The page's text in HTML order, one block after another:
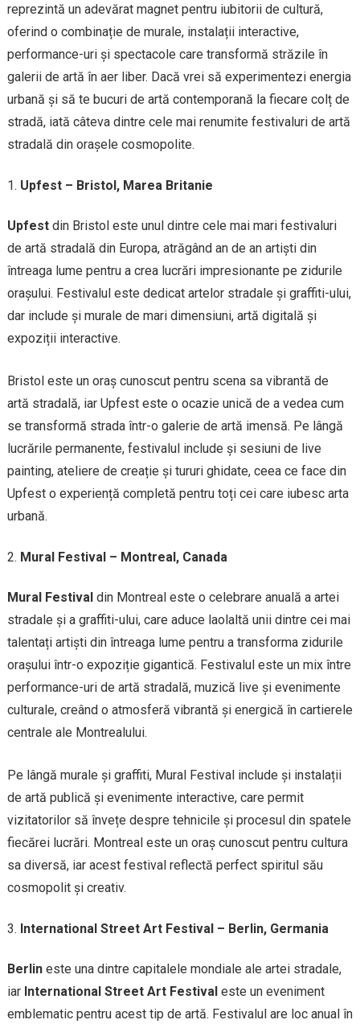
reprezintă un adevărat magnet pentru iubitorii de cultură,
oferind o combinație de murale, instalații interactive,
performance-uri și spectacole care transformă străzile în
galerii de artă în aer liber. Dacă vrei să experimentezi energia
urbană și să te bucuri de artă contemporană la fiecare colț de
stradă, iată câteva dintre cele mai renumite festivaluri de artă
stradală din orașele cosmopolite.
Upfest – Bristol, Marea Britanie
Upfestdin Bristol este unul dintre cele mai mari festivaluri
de artă stradală din Europa, atrăgând an de an artiști din
întreaga lume pentru a crea lucrări impresionante pe zidurile
orașului. Festivalul este dedicat artelor stradale și graffiti-ului,
dar include și murale de mari dimensiuni, artă digitală și
expoziții interactive.
Bristol este un oraș cunoscut pentru scena sa vibrantă de
artă stradală, iar Upfest este o ocazie unică de a vedea cum
se transformă strada într-o galerie de artă imensă. Pe lângă
lucrările permanente, festivalul include și sesiuni de live
painting, ateliere de creație și tururi ghidate, ceea ce face din
Upfest o experiență completă pentru toți cei care iubesc arta
urbană.
Mural Festival – Montreal, Canada
Mural Festivaldin Montreal este o celebrare anuală a artei
stradale și a graffiti-ului, care aduce laolaltă unii dintre cei mai
talentați artiști din întreaga lume pentru a transforma zidurile
orașului într-o expoziție gigantică. Festivalul este un mix între
performance-uri de artă stradală, muzică live și evenimente
culturale, creând o atmosferă vibrantă și energică în cartierele
centrale ale Montrealului.
Pe lângă murale și graffiti, Mural Festival include și instalații
de artă publică și evenimente interactive, care permit
vizitatorilor să învețe despre tehnicile și procesul din spatele
fiecărei lucrări. Montreal este un oraș cunoscut pentru cultura
sa diversă, iar acest festival reflectă perfect spiritul său
cosmopolit și creativ.
International Street Art Festival – Berlin, Germania
Berlineste una dintre capitalele mondiale ale artei stradale,
iar International Street Art Festivaleste un eveniment
emblematic pentru acest tip de artă. Festivalul are loc anual în